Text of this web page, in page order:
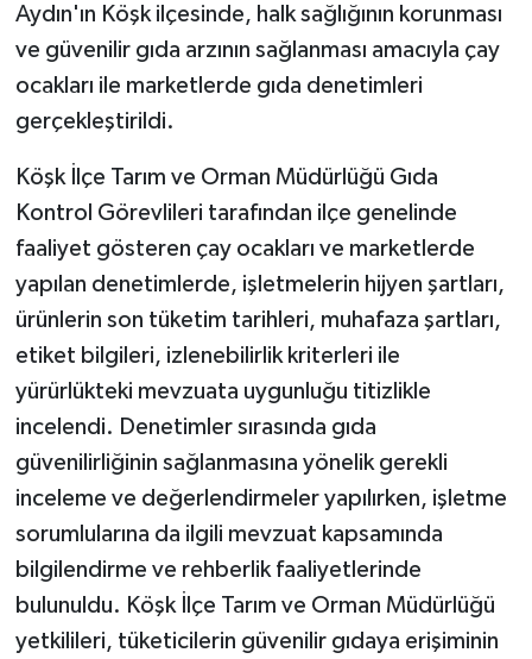
Aydın'ın Köşk ilçesinde, halk sağlığının korunması
ve güvenilir gıda arzının sağlanması amacıyla çay
ocakları ile marketlerde gıda denetimleri
gerçekleştirildi.
Köşk İlçe Tarım ve Orman Müdürlüğü Gıda
Kontrol Görevlileri tarafından ilçe genelinde
faaliyet gösteren çay ocakları ve marketlerde
yapılan denetimlerde, işletmelerin hijyen şartları,
ürünlerin son tüketim tarihleri, muhafaza şartları,
etiket bilgileri, izlenebilirlik kriterleri ile
yürürlükteki mevzuata uygunluğu titizlikle
incelendi. Denetimler sırasında gıda
güvenilirliğinin sağlanmasına yönelik gerekli
inceleme ve değerlendirmeler yapılırken, işletme
sorumlularına da ilgili mevzuat kapsamında
bilgilendirme ve rehberlik faaliyetlerinde
bulunuldu. Köşk İlçe Tarım ve Orman Müdürlüğü
yetkilileri, tüketicilerin güvenilir gıdaya erişiminin